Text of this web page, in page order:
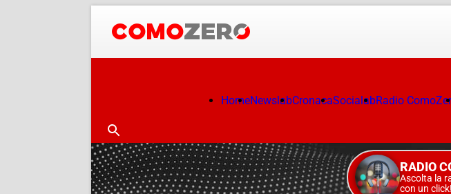
HomeNewslabCronacaSocialabRadio
RADIO
Ascolta la
con un click!